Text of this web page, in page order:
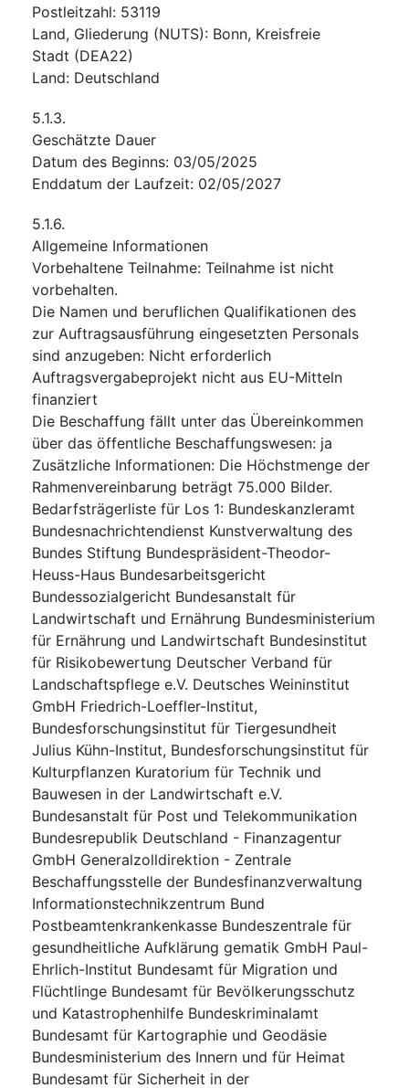
Postleitzahl: 53119
Land, Gliederung (NUTS): Bonn, Kreisfreie
Stadt (DEA22)
Land: Deutschland
5.1.3.
Geschätzte Dauer
Datum des Beginns: 03/05/2025
Enddatum der Laufzeit: 02/05/2027
5.1.6.
Allgemeine Informationen
Vorbehaltene Teilnahme: Teilnahme ist nicht
vorbehalten.
Die Namen und beruflichen Qualifikationen des
zur Auftragsausführung eingesetzten Personals
sind anzugeben: Nicht erforderlich
Auftragsvergabeprojekt nicht aus EU-Mitteln
finanziert
Die Beschaffung fällt unter das Übereinkommen
über das öffentliche Beschaffungswesen: ja
Zusätzliche Informationen: Die Höchstmenge der
Rahmenvereinbarung beträgt 75.000 Bilder.
Bedarfsträgerliste für Los 1: Bundeskanzleramt
Bundesnachrichtendienst Kunstverwaltung des
Bundes Stiftung Bundespräsident-Theodor-
Heuss-Haus Bundesarbeitsgericht
Bundessozialgericht Bundesanstalt für
Landwirtschaft und Ernährung Bundesministerium
für Ernährung und Landwirtschaft Bundesinstitut
für Risikobewertung Deutscher Verband für
Landschaftspflege e.V. Deutsches Weininstitut
GmbH Friedrich-Loeffler-Institut,
Bundesforschungsinstitut für Tiergesundheit
Julius Kühn-Institut, Bundesforschungsinstitut für
Kulturpflanzen Kuratorium für Technik und
Bauwesen in der Landwirtschaft e.V.
Bundesanstalt für Post und Telekommunikation
Bundesrepublik Deutschland - Finanzagentur
GmbH Generalzolldirektion - Zentrale
Beschaffungsstelle der Bundesfinanzverwaltung
Informationstechnikzentrum Bund
Postbeamtenkrankenkasse Bundeszentrale für
gesundheitliche Aufklärung gematik GmbH Paul-
Ehrlich-Institut Bundesamt für Migration und
Flüchtlinge Bundesamt für Bevölkerungsschutz
und Katastrophenhilfe Bundeskriminalamt
Bundesamt für Kartographie und Geodäsie
Bundesministerium des Innern und für Heimat
Bundesamt für Sicherheit in der